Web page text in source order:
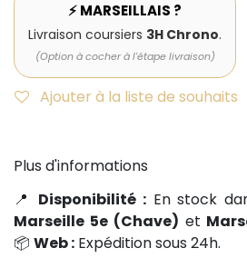
⚡ MARSEILLAIS ?
Livraison coursiers 3H Chrono.
(Option à cocher à l'étape livraison)
Ajouter à la liste de souhaits
Plus d'informations
📍 Disponibilité : En stock
Marseille 5e (Chave) et
📦 Web : Expédition sous 24h.